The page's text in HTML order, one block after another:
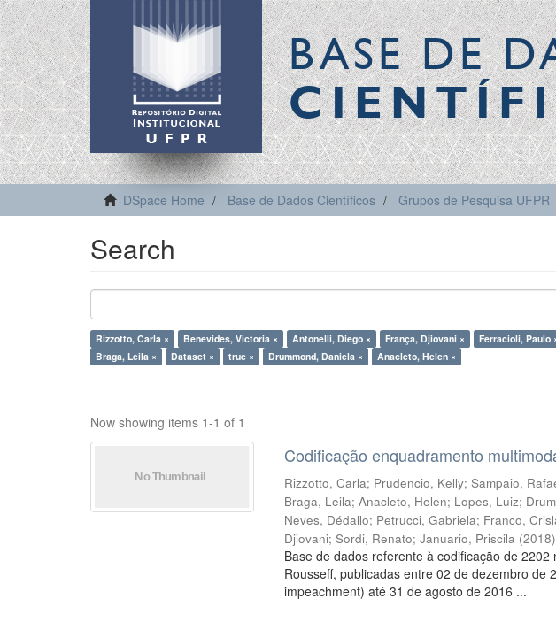
BASE DE
DSpace Home Base de Dados Científicos Grupos de Pesquisa UFPR
Search
Rizzotto, Carla × Benevides, Victoria × Antonelli, Diego × França, Djiovani × Ferracioli, Paulo
Braga, Leila ×
Dataset × true × Drummond, Daniela × Anacleto, Helen ×
Now showing items 1-1 of 1
Codificação enquadramento
Rizzotto, Carla; Prudencio, Kelly;Sampaio,
Braga, Leila;Anacleto, Helen; Lopes, Luiz;
Neves, Dédallo; Petrucci, Gabriela; Franco,
Djiovani;Sordi, Renato;Januario, Priscila (2018)
Base de dados referente à codificação de
Rousseff, publicadas entre 02 de dezembro
impeachment) até 31 de agosto de 2016 ...